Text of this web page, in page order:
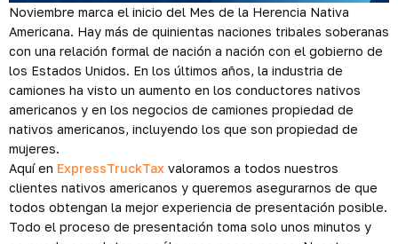
Noviembre marca el inicio del Mes de la Herencia Nativa
Americana. Hay más de quinientas naciones tribales soberanas
con una relación formal de nación a nación con el gobierno de
los Estados Unidos. En los últimos años, la industria de
camiones ha visto un aumento en los conductores nativos
americanos y en los negocios de camiones propiedad de
nativos americanos, incluyendo los que son propiedad de
mujeres.
Aquí en ExpressTruckTax valoramos a todos nuestros
clientes nativos americanos y queremos asegurarnos de que
todos obtengan la mejor experiencia de presentación posible.
Todo el proceso de presentación toma solo unos minutos y